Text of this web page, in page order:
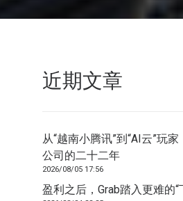
近期文章
从“越南小腾讯”到“AI云”玩
公司的二十二年
2026/08/05 17:56
盈利之后，Grab踏入更难的“